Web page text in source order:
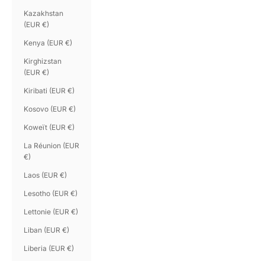
Kazakhstan
(EUR €)
Kenya (EUR €)
Kirghizstan
(EUR €)
Kiribati (EUR €)
Kosovo (EUR €)
Koweït (EUR €)
La Réunion (EUR
€)
Laos (EUR €)
Lesotho (EUR €)
Lettonie (EUR €)
Liban (EUR €)
Liberia (EUR €)